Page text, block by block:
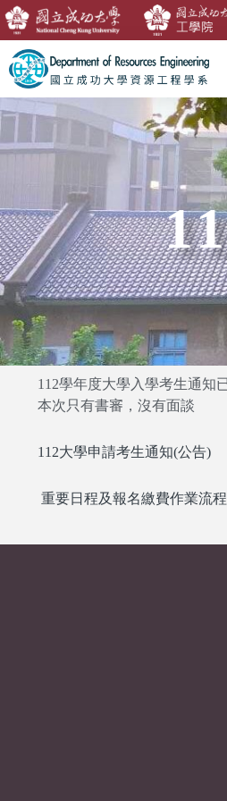
112學年度大學入學考生通知
本次只有書審，沒有面談
112大學申請考生通知(公告)
重要日程及報名繳費作業流程